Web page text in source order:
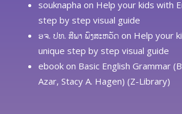
souknapha on Help your kids with
step by step visual guide
ອຈ. ປທ. ສີພາ ພົງສະຫວັດ on Help your
unique step by step visual guide
ebook on Basic English Grammar
Azar, Stacy A. Hagen) (Z-Library)